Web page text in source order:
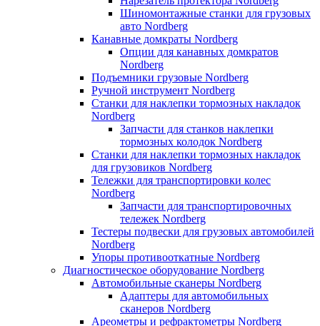
Шиномонтажные станки для грузовых
авто Nordberg
Канавные домкраты Nordberg
Опции для канавных домкратов
Nordberg
Подъемники грузовые Nordberg
Ручной инструмент Nordberg
Станки для наклепки тормозных накладок
Nordberg
Запчасти для станков наклепки
тормозных колодок Nordberg
Станки для наклепки тормозных накладок
для грузовиков Nordberg
Тележки для транспортировки колес
Nordberg
Запчасти для транспортировочных
тележек Nordberg
Тестеры подвески для грузовых автомобилей
Nordberg
Упоры противооткатные Nordberg
Диагностическое оборудование Nordberg
Автомобильные сканеры Nordberg
Адаптеры для автомобильных
сканеров Nordberg
Ареометры и рефрактометры Nordberg